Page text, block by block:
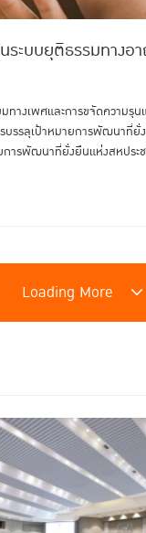
ระบบยุติธรรมทางอ
ทางเพศและการขจัดความรุ
รรลุเป้าหมายการพัฒนาที่ยั่
การพัฒนาที่ยั่งยืนแห่งสหประ
Loading More